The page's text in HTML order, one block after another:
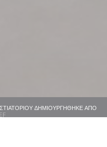
ΔΗΜΙΟΥΡΓΉΘΗΚΕ ΑΠΌ
((ΑΝΟΊΓΕΙ ΣΕ ΝΈΟ ΠΑΡΆΘΥΡΟ))